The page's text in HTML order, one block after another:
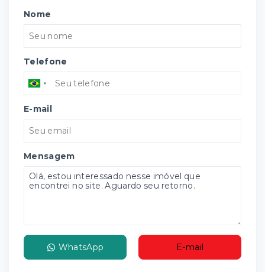
Nome
Telefone
E-mail
Mensagem
WhatsApp E-mail